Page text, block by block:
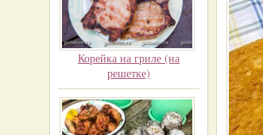
Корейка на гриле (на
решетке)